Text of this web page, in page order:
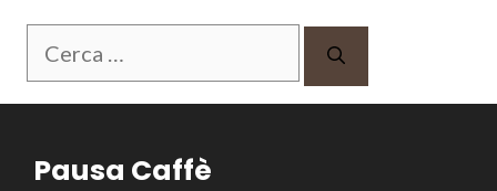
Ricerca
Pausa Caffè